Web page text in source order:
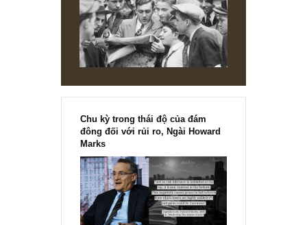
Chúng tôi thì tự ti về khả năng timing đó nên học ngài
Buffett nắm giữ những DN tốt, giá rẻ ít nhất 75%-80%
mục (thư AGM 2022 dưới), kinh doanh ra dòng tiền, sống
tiết kiệm và mua thêm nếu nó rẻ hơn trong bear market,
S.A.F.E
[Ấn phẩm kỳ 82], 36/36 trang,
chính thức phát hành!!